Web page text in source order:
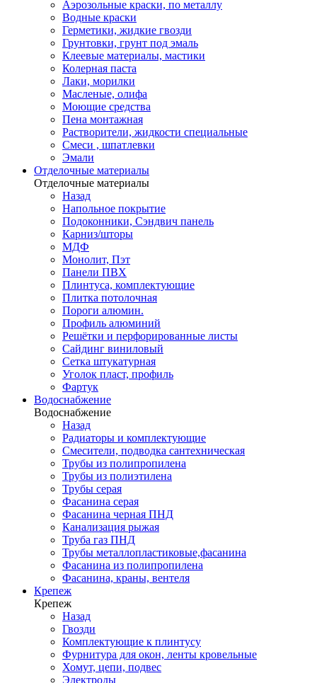
Аэрозольные краски, по металлу
Водные краски
Герметики, жидкие гвозди
Грунтовки, грунт под эмаль
Клеевые материалы, мастики
Колерная паста
Лаки, морилки
Масленые, олифа
Моющие средства
Пена монтажная
Растворители, жидкости специальные
Смеси , шпатлевки
Эмали
Отделочные материалы
Отделочные материалы
Назад
Напольное покрытие
Подоконники, Сэндвич панель
Карниз/шторы
МДФ
Монолит, Пэт
Панели ПВХ
Плинтуса, комплектующие
Плитка потолочная
Пороги алюмин.
Профиль алюминий
Решётки и перфорированные листы
Сайдинг виниловый
Сетка штукатурная
Уголок пласт, профиль
Фартук
Водоснабжение
Водоснабжение
Назад
Радиаторы и комплектующие
Смесители, подводка сантехническая
Трубы из полипропилена
Трубы из полиэтилена
Трубы серая
Фасанина серая
Фасанина черная ПНД
Канализация рыжая
Труба газ ПНД
Трубы металлопластиковые,фасанина
Фасанина из полипропилена
Фасанина, краны, вентеля
Крепеж
Крепеж
Назад
Гвозди
Комплектующие к плинтусу
Фурнитура для окон, ленты кровельные
Хомут, цепи, подвес
Электроды